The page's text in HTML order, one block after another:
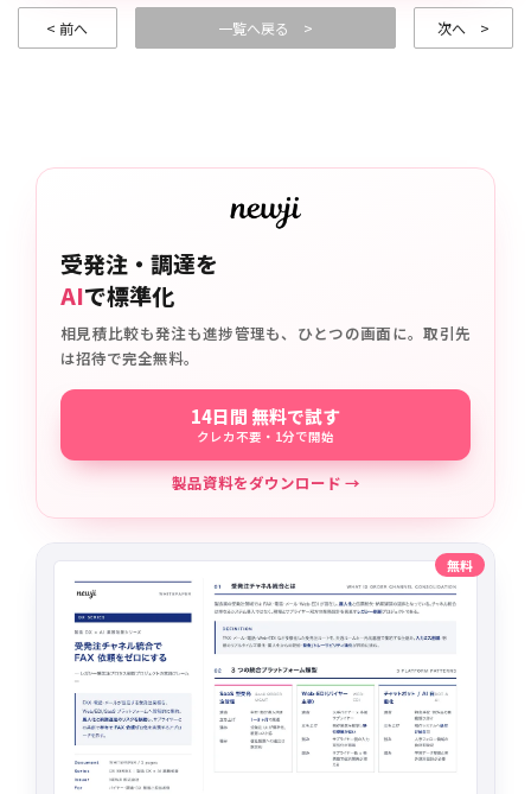
< 前へ 一覧へ戻る > 次へ >
受発注・調達を
AIで標準化
相見積比較も発注も進捗管理も、ひとつの画面に。取引先
は招待で完全無料。
14日間 無料で試す
クレカ不要・1分で開始
製品資料をダウンロード →
無料